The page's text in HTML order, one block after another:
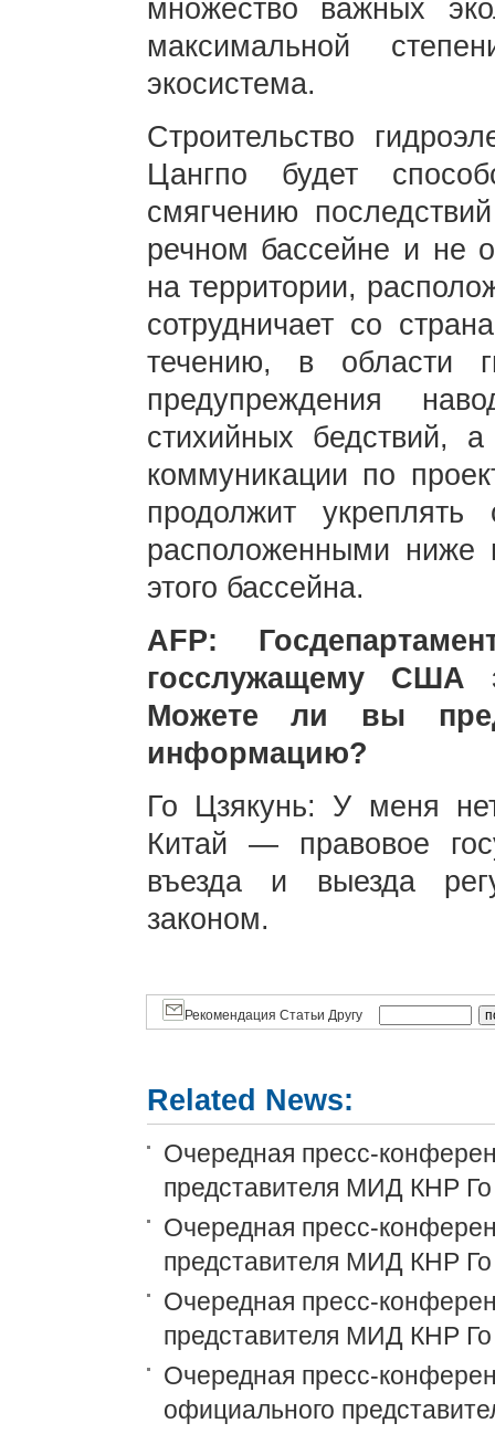
множество важных
максимальной
экосистема.
Строительство
Цангпо будет
смягчению
речном бассейне и не
на территории,
сотрудничает со
течению, в области
предупреждения
стихийных бедствий,
коммуникации по
продолжит укреплять
расположенными ниже
этого бассейна.
AFP:
госслужащему США
Можете ли вы
информацию?
Го Цзякунь: У меня
Китай — правовое
въезда и выезда
законом.
Рекомендация Статьи Другу
Related News:
Очередная пресс-
представителя МИД КНР Го
Очередная пресс-
представителя МИД КНР Го
Очередная пресс-
представителя МИД КНР Го
Очередная пресс-
официального